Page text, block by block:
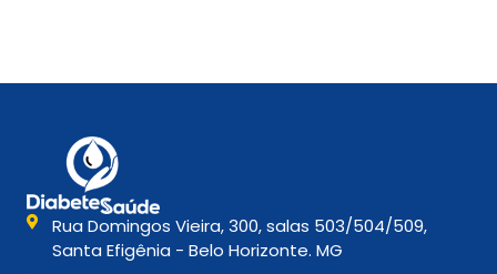
Rua Domingos Vieira, 300, salas 503/504/509,
Santa Efigênia - Belo Horizonte. MG